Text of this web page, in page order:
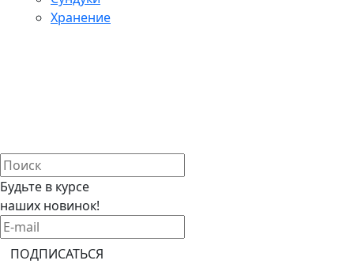
Хранение
Будьте в курсе
наших новинок!
ПОДПИСАТЬСЯ